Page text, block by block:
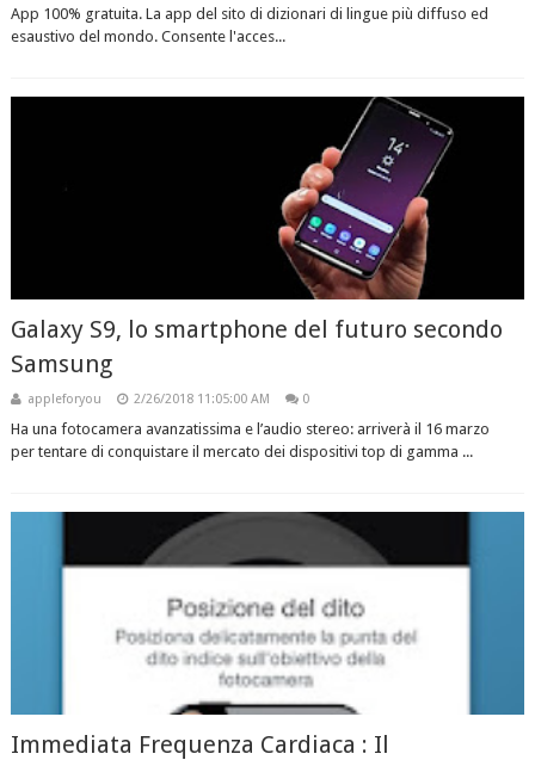
App 100% gratuita. La app del sito di dizionari di lingue più diffuso ed
esaustivo del mondo. Consente l'acces...
Galaxy S9, lo smartphone del futuro secondo
Samsung
appleforyou 2/26/2018 11:05:00 AM 0
Ha una fotocamera avanzatissima e l’audio stereo: arriverà il 16 marzo
per tentare di conquistare il mercato dei dispositivi top di gamma ...
Immediata Frequenza Cardiaca : Il